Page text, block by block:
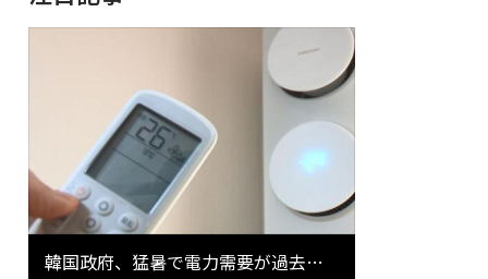
韓国政府、猛暑で電力需要が過去最